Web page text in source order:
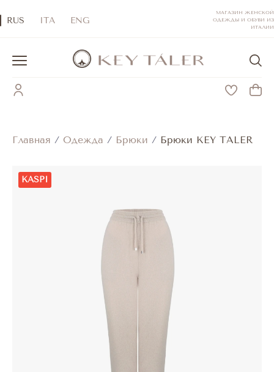
RUS ITA ENG
МАГАЗИН ЖЕНСКОЙ
ОДЕЖДЫ И ОБУВИ ИЗ
ИТАЛИИ
Главная / Одежда / Брюки / Брюки KEY TALER
KASPI